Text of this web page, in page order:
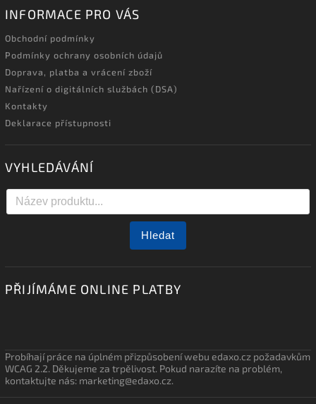
INFORMACE PRO VÁS
Obchodní podmínky
Podmínky ochrany osobních údajů
Doprava, platba a vrácení zboží
Nařízení o digitálních službách (DSA)
Kontakty
Deklarace přístupnosti
VYHLEDÁVÁNÍ
Hledat
PŘIJÍMÁME ONLINE PLATBY
Probíhají práce na úplném přizpůsobení webu edaxo.cz požadavkům
WCAG 2.2. Děkujeme za trpělivost. Pokud narazíte na problém,
kontaktujte nás: marketing@edaxo.cz.